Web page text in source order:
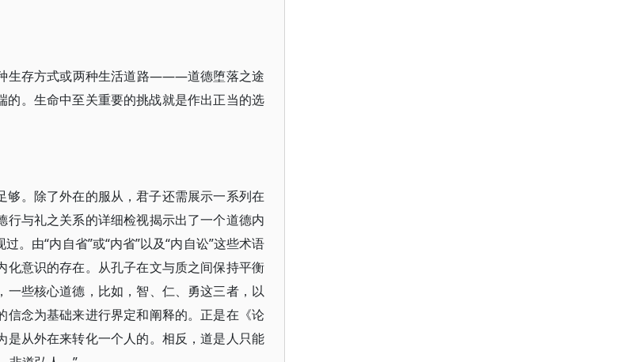
生存方式或两种生活道路———道德堕落之途
。生命中至关重要的挑战就是作出正当的选
。除了外在的服从，君子还需展示一系列在
行与礼之关系的详细检视揭示出了一个道德内
。由“内自省”或“内省”以及“内自讼”这些术语
意识的存在。从孔子在文与质之间保持平衡
些核心道德，比如，智、仁、勇这三者，以
念为基础来进行界定和阐释的。正是在《论
从外在来转化一个人的。相反，道是人只能